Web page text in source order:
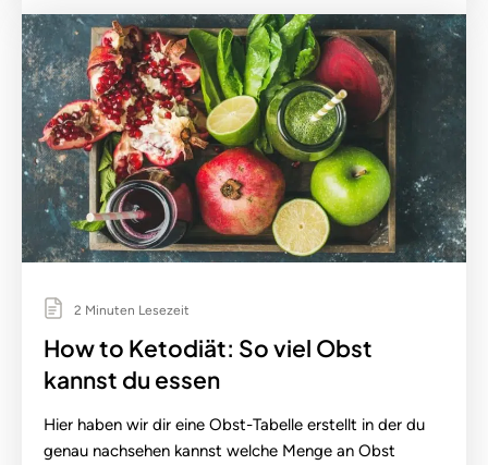
2 Minuten Lesezeit
How to Ketodiät: So viel Obst
kannst du essen
Hier haben wir dir eine Obst-Tabelle erstellt in der du
genau nachsehen kannst welche Menge an Obst